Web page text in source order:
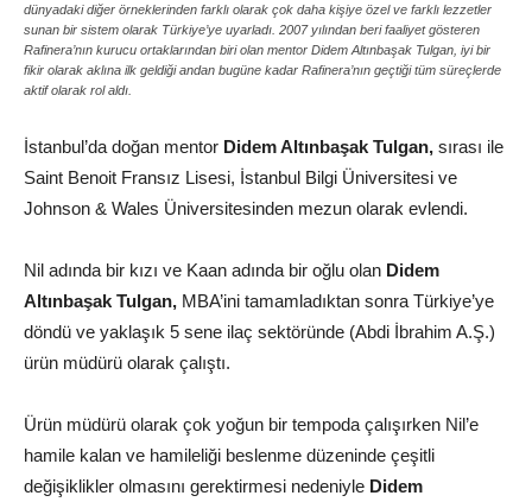
dünyadaki diğer örneklerinden farklı olarak çok daha kişiye özel ve farklı lezzetler
sunan bir sistem olarak Türkiye’ye uyarladı. 2007 yılından beri faaliyet gösteren
Rafinera’nın kurucu ortaklarından biri olan mentor Didem Altınbaşak Tulgan, iyi bir
fikir olarak aklına ilk geldiği andan bugüne kadar Rafinera’nın geçtiği tüm süreçlerde
aktif olarak rol aldı.
İstanbul’da doğan mentor Didem Altınbaşak Tulgan, sırası ile
Saint Benoit Fransız Lisesi, İstanbul Bilgi Üniversitesi ve
Johnson & Wales Üniversitesinden mezun olarak evlendi.
Nil adında bir kızı ve Kaan adında bir oğlu olan Didem
Altınbaşak Tulgan, MBA’ini tamamladıktan sonra Türkiye’ye
döndü ve yaklaşık 5 sene ilaç sektöründe (Abdi İbrahim A.Ş.)
ürün müdürü olarak çalıştı.
Ürün müdürü olarak çok yoğun bir tempoda çalışırken Nil’e
hamile kalan ve hamileliği beslenme düzeninde çeşitli
değişiklikler olmasını gerektirmesi nedeniyle Didem